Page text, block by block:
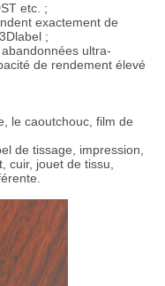
etc. ;
exactement de
;
ultra-
de rendement élevé
le caoutchouc, film de
de tissage, impression,
cuir, jouet de tissu,